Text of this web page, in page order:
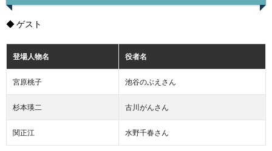
◆ ゲスト
登場人物名 役者名
宮原桃子 池谷のぶえさん
杉本瑛二 古川がんさん
関正江 水野千春さん